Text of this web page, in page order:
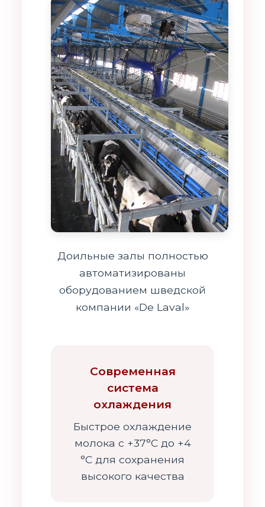
Доильные залы полностью
автоматизированы
оборудованием шведской
компании «De Laval»
Современная
система
охлаждения
Быстрое охлаждение
молока с +37°С до +4
°С для сохранения
высокого качества